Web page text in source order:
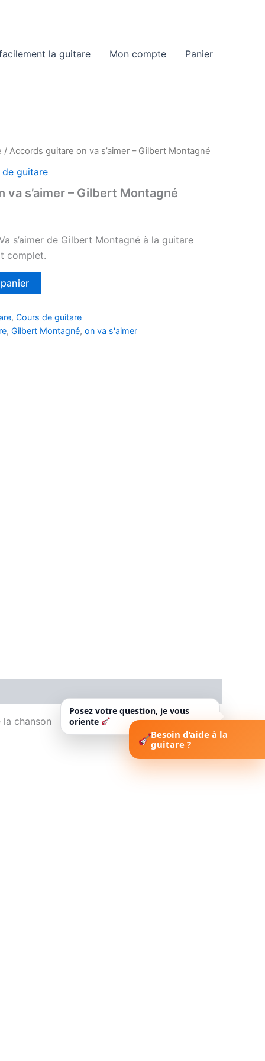
la guitare Mon compte Panier
/ Accords guitare on va s’aimer – Gilbert Montagné
de guitare
va s’aimer – Gilbert Montagné
s’aimer de Gilbert Montagné à la guitare
complet.
, Cours de guitare
, Gilbert Montagné, on va s'aimer
chanson
Posez votre question, je vous
oriente
Besoin d’aide à la
guitare ?